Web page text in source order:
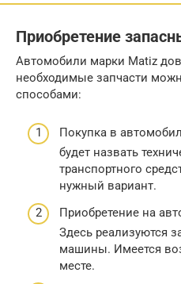
Приобретение
Автомобили марки Matiz
необходимые запчасти
способами:
Покупка в
будет назвать
транспортного
нужный вариант.
Приобретение на
Здесь реализуются
машины. Имеется
месте.